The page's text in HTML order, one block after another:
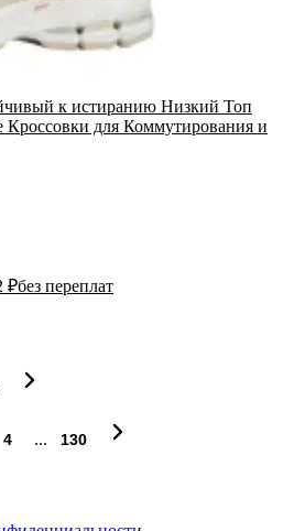
к истиранию Низкий Топ
Кроссовки для Коммутирования и
₽без переплат
4 ... 130